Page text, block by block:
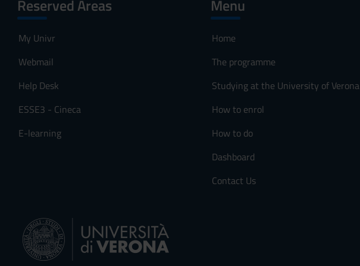
Reserved Areas
My Univr
Webmail
Help Desk
ESSE3 - Cineca
E-learning
Menu
Home
The programme
Studying at the University of Verona
How to enrol
How to do
Dashboard
Contact Us